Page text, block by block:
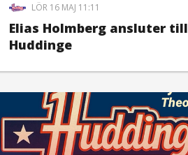
LÖR 16 MAJ 11:11
Elias Holmberg ansluter till
Huddinge